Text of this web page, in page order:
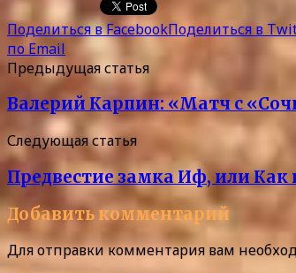
Поделиться в FacebookПоделиться в
по Email
Предыдущая статья
Валерий Карпин: «Матч с
Следующая статья
Предвестие замка Иф, или
Добавить комментарий
Для отправки комментария вам